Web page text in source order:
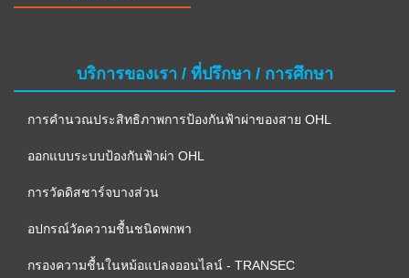
บริการของเรา / ที่ปรึกษา / การศึกษา
การคำนวณประสิทธิภาพการป้องกันฟ้าผ่าของสาย OHL
ออกแบบระบบป้องกันฟ้าผ่า OHL
การวัดดิสชาร์จบางส่วน
อปกรณ์วัดความชื้นชนิดพกพา
กรองความชื้นในหม้อแปลงออนไลน์ - TRANSEC